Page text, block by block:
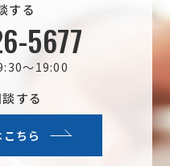
する
5677
～19:00
する
ちら